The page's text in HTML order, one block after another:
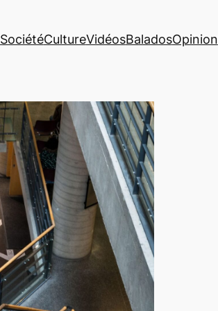
SociétéCultureVidéosBaladosOpinion